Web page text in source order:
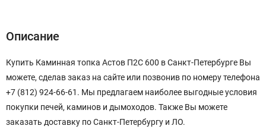
Описание
Купить Каминная топка Астов П2С 600 в Санкт-Петербурге Вы
можете, сделав заказ на сайте или позвонив по номеру телефона
+7 (812) 924-66-61. Мы предлагаем наиболее выгодные условия
покупки печей, каминов и дымоходов. Также Вы можете
заказать доставку по Санкт-Петербургу и ЛО.